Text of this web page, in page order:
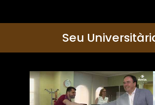
Seu